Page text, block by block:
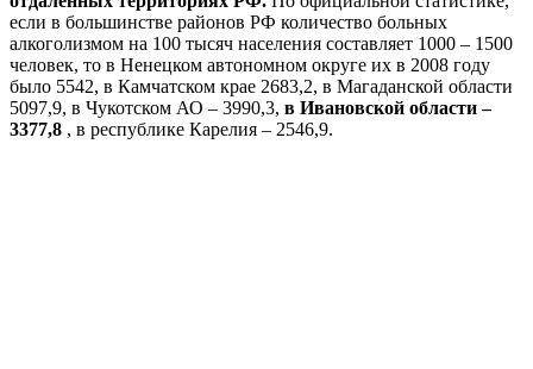
если в большинстве районов РФ количество больных
алкоголизмом на 100 тысяч населения составляет 1000 – 1500
человек, то в Ненецком автономном округе их в 2008 году
было 5542, в Камчатском крае 2683,2, в Магаданской области
5097,9, в Чукотском АО – 3990,3, в Ивановской области –
3377,8 , в республике Карелия – 2546,9.